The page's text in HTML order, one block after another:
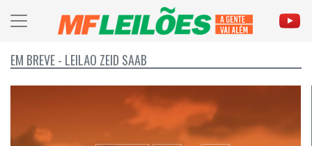
EM BREVE - LEILÃO ZEID SAAB